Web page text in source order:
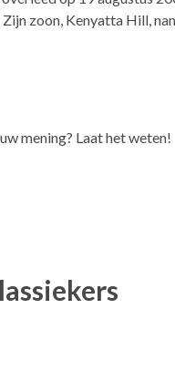
zoon, Kenyatta Hill,
mening? Laat het weten!